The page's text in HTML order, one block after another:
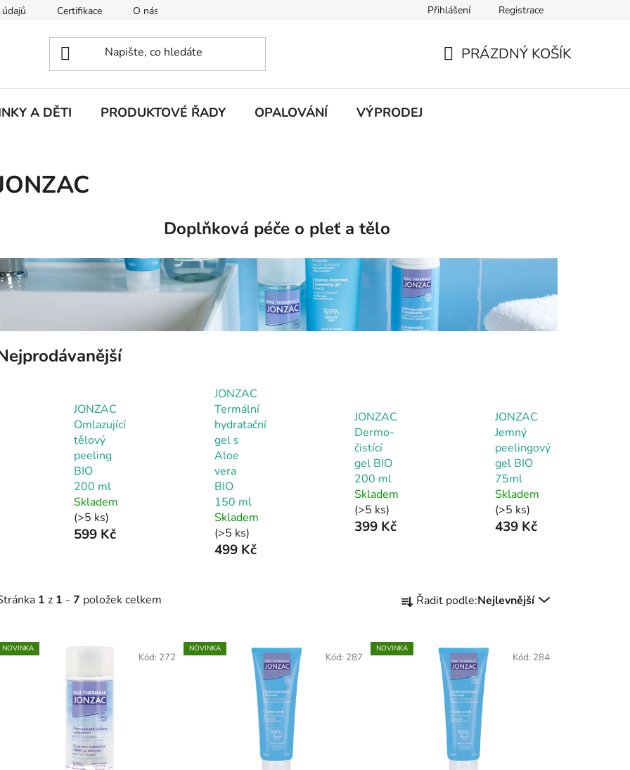
Certifikace O nás Přihlášení Registrace
PRÁZDNÝ KOŠÍK
A DĚTI PRODUKTOVÉ ŘADY OPALOVÁNÍ VÝPRODEJ
Doplňková péče o pleť a tělo
JONZAC
Omlazující
tělový
peeling
BIO
200 ml
Skladem
(>5 ks)
599 Kč
JONZAC
Termální
hydratační
gel s
Aloe
vera
BIO
150 ml
Skladem
(>5 ks)
499 Kč
JONZAC
Dermo-
čistící
gel BIO
200 ml
Skladem
(>5 ks)
399 Kč
JONZAC
Jemný
peelingový
gel BIO
75ml
Skladem
(>5 ks)
439 Kč
1 z 1 - 7 položek celkem
a
e
n
Řadit podle:Nejlevnější
NOVINKA
Kód: 272
NOVINKA
Kód: 287
NOVINKA
Kód: 284